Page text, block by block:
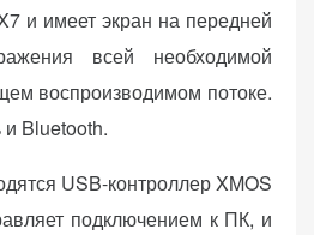
и имеет экран на передней
всей необходимой
воспроизводимом потоке.
Bluetooth.
USB-контроллер XMOS
подключением к ПК, и